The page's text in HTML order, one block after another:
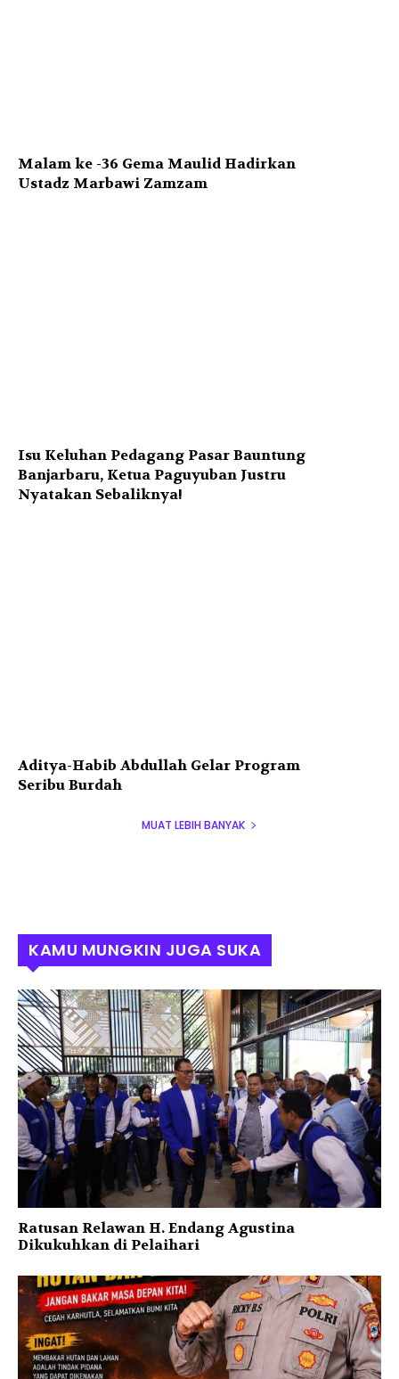
Malam ke -36 Gema Maulid Hadirkan
Ustadz Marbawi Zamzam
Isu Keluhan Pedagang Pasar Bauntung
Banjarbaru, Ketua Paguyuban Justru
Nyatakan Sebaliknya!
Aditya-Habib Abdullah Gelar Program
Seribu Burdah
MUAT LEBIH BANYAK
KAMU MUNGKIN JUGA SUKA
Ratusan Relawan H. Endang Agustina
Dikukuhkan di Pelaihari